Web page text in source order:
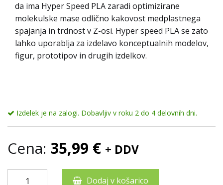
da ima Hyper Speed PLA zaradi optimizirane
molekulske mase odlično kakovost medplastnega
spajanja in trdnost v Z-osi. Hyper speed PLA se zato
lahko uporablja za izdelavo konceptualnih modelov,
figur, prototipov in drugih izdelkov.
Izdelek je na zalogi. Dobavljiv v roku 2 do 4 delovnih dni.
Cena: 35,99 € + DDV
Dodaj v košarico